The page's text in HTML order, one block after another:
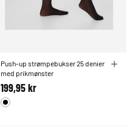
Push-up strømpebukser 25 denier
med prikmønster
199,95 kr